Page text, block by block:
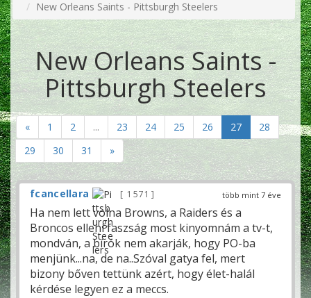
New Orleans Saints - Pittsburgh Steelers
New Orleans Saints -
Pittsburgh Steelers
« 1 2 ... 23 24 25 26 27
28
29
30 31 »
több mint 7 éve
fcancellara 1 571
Ha nem lett volna Browns, a Raiders és a
Broncos elleni faszság most kinyomnám a tv-t,
mondván, a bírók nem akarják, hogy PO-ba
menjünk...na, de na..Szóval gatya fel, mert
bizony bőven tettünk azért, hogy élet-halál
kérdése legyen ez a meccs.